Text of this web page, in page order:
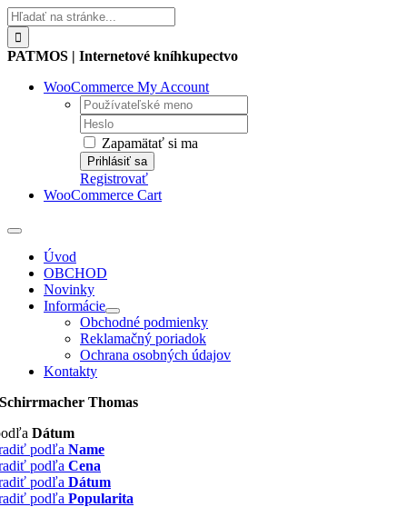
Skip
to
content
Hľadať:
PATMOS | Internetové kníhkupectvo
WooCommerce My Account
Username:
Password:
Zapamätať si ma
Registrovať
WooCommerce Cart
Toggle
Navigation
Úvod
OBCHOD
Novinky
Informácie
Obchodné podmienky
Reklamačný poriadok
Ochrana osobných údajov
Kontakty
Schirrmacher Thomas
Dátum
podľa Name
podľa Cena
podľa Dátum
podľa Popularita